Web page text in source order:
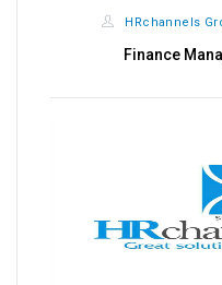
HRchannels
Finance